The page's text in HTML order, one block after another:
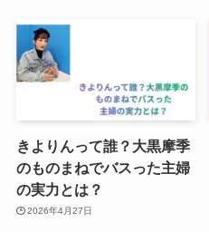
きよりんって誰？大黒摩季
のものまねでバスった主婦
の実力とは？
2026年4月27日